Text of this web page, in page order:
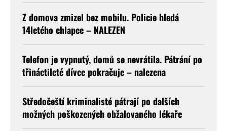
Z domova zmizel bez mobilu. Policie hledá
14letého chlapce – NALEZEN
Telefon je vypnutý, domů se nevrátila. Pátrání po
třináctileté dívce pokračuje – nalezena
Středočeští kriminalisté pátrají po dalších
možných poškozených obžalovaného lékaře